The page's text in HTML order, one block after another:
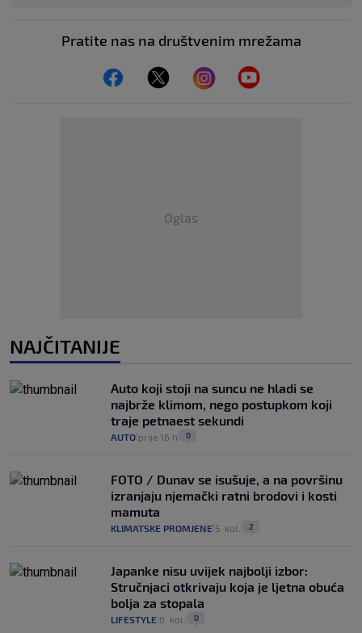
Pratite nas na društvenim mrežama
Oglas
NAJČITANIJE
Auto koji stoji na suncu ne hladi se
najbrže klimom, nego postupkom koji
traje petnaest sekundi
AUTO prije 16 h 0
FOTO / Dunav se isušuje, a na površinu
izranjaju njemački ratni brodovi i kosti
mamuta
KLIMATSKE PROMJENE 5. kol. 2
Japanke nisu uvijek najbolji izbor:
Stručnjaci otkrivaju koja je ljetna obuća
bolja za stopala
LIFESTYLE 6. kol. 0